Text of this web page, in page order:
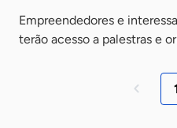
Empreendedores e
terão acesso a palestras e